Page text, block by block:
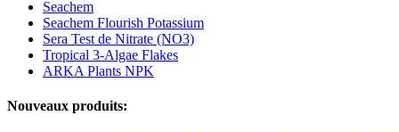
Seachem
Seachem Flourish Potassium
Sera Test de Nitrate (NO3)
Tropical 3-Algae Flakes
ARKA Plants NPK
Nouveaux produits: